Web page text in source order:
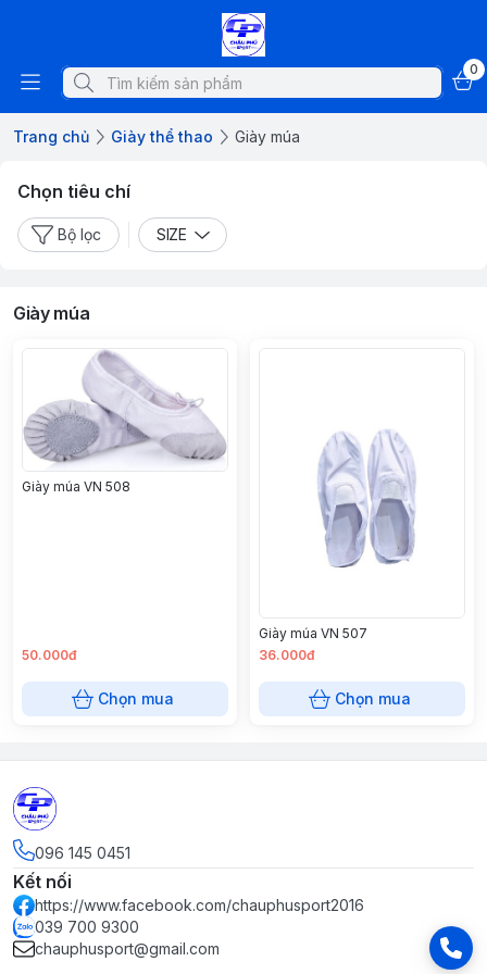
0
Trang chủ Giày thể thao Giày múa
Chọn tiêu chí
Bộ lọc SIZE
Giày múa
Giày múa VN 508
50.000đ
Chọn mua
Giày múa VN 507
36.000đ
Chọn mua
096 145 0451
Kết nối
https://www.facebook.com/chauphusport2016
039 700 9300
chauphusport@gmail.com